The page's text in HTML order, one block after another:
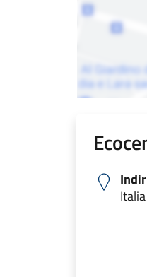
Italia